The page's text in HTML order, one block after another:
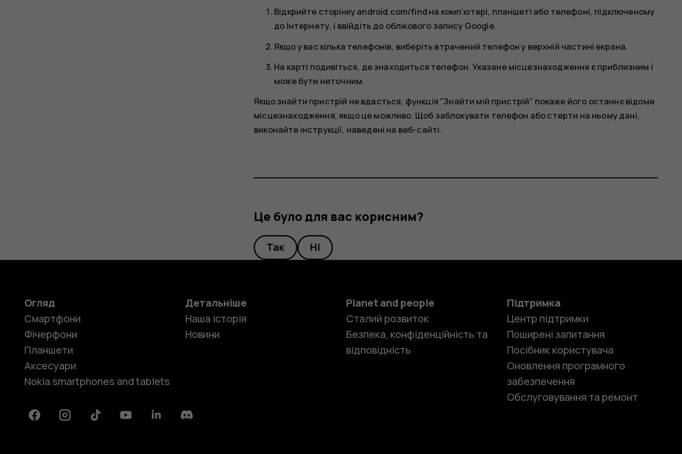
Відкрийте сторінку android.com/find на комп’ютері, планшеті або телефоні, підключеному
до Інтернету, і ввійдіть до облікового запису Google.
Якщо у вас кілька телефонів, виберіть втрачений телефон у верхній частині екрана.
На карті подивіться, де знаходиться телефон. Указане місцезнаходження є приблизним і
може бути неточним.
Якщо знайти пристрій не вдасться, функція "Знайти мій пристрій" покаже його останнє відоме
місцезнаходження, якщо це можливо. Щоб заблокувати телефон або стерти на ньому дані,
виконайте інструкції, наведені на веб-сайті.
Це було для вас корисним?
Так Ні
Огляд
Смартфони
Фічерфони
Планшети
Аксесуари
Nokia smartphones and tablets
Детальніше
Наша історія
Новини
Planet and people
Сталий розвиток
Безпека, конфіденційність та
відповідність
Підтримка
Центр підтримки
Поширені запитання
Посібник користувача
Оновлення програмного
забезпечення
Обслуговування та ремонт
FacebookInstagramTiktok YoutubeLinkedinDiscord